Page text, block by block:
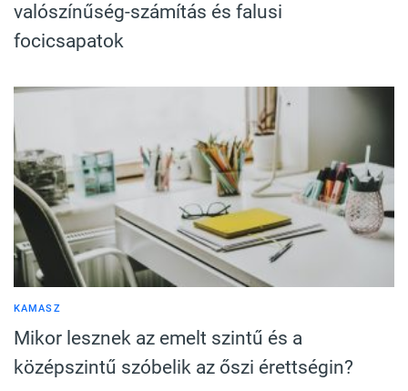
valószínűség-számítás és falusi
focicsapatok
KAMASZ
Mikor lesznek az emelt szintű és a
középszintű szóbelik az őszi érettségin?